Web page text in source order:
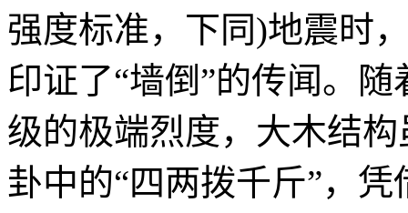
强度标准，下同)地震时
印证了“墙倒”的传闻。
级的极端烈度，大木结
卦中的“四两拨千斤”，